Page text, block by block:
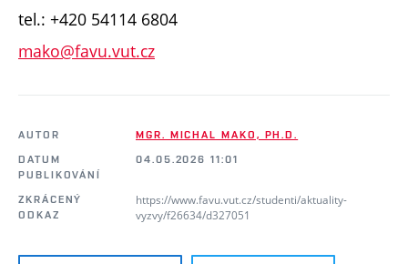
tel.: +420 54114 6804
mako@favu.vut.cz
AUTOR
MGR. MICHAL MAKO, PH.D.
DATUM
PUBLIKOVÁNÍ
04.05.2026 11:01
ZKRÁCENÝ
ODKAZ
https://www.favu.vut.cz/studenti/aktuality-
vyzvy/f26634/d327051